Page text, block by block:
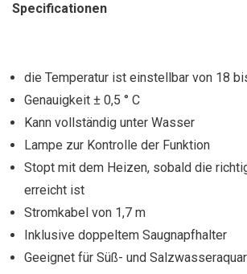
Specificationen
die Temperatur ist einstellbar von 18
Genauigkeit ± 0,5 ° C
Kann vollständig unter Wasser
Lampe zur Kontrolle der Funktion
Stopt mit dem Heizen, sobald die
erreicht ist
Stromkabel von 1,7 m
Inklusive doppeltem Saugnapfhalter
Geeignet für Süß- und